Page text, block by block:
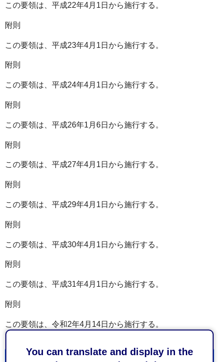
You can translate and display in the
この要領は、平成22年4月1日から施行する。
附則
この要領は、平成23年4月1日から施行する。
附則
この要領は、平成24年4月1日から施行する。
附則
この要領は、平成26年1月6日から施行する。
附則
この要領は、平成27年4月1日から施行する。
附則
この要領は、平成29年4月1日から施行する。
附則
この要領は、平成30年4月1日から施行する。
附則
この要領は、平成31年4月1日から施行する。
附則
この要領は、令和2年4月14日から施行する。